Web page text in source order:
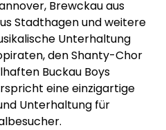
Brewckau aus
Stadthagen und weitere
Unterhaltung
den Shanty-Chor
Buckau Boys
eine einzigartige
Unterhaltung für